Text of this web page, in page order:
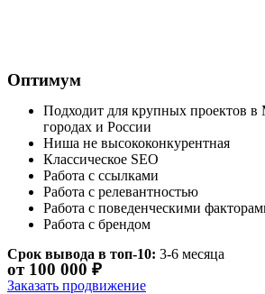
Оптимум
Подходит для крупных проектов
городах и России
Ниша не высококонкурентная
Классическое SEO
Работа с ссылками
Работа с релевантностью
Работа с поведенческими
Работа с брендом
Срок вывода в топ-10: 3-6 месяца
от 100 000 ₽
Заказать продвижение